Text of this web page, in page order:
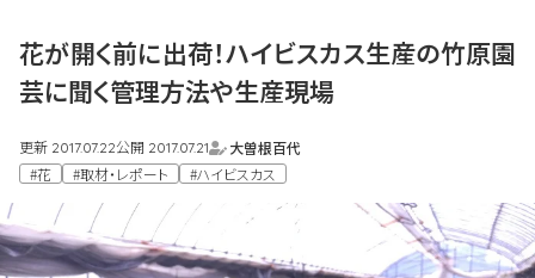
花が開く前に出荷！ハイビスカス生産の竹原園
芸に聞く管理方法や生産現場
更新 2017.07.22公開 2017.07.21
大曽根百代
#花
#取材・レポート #ハイビスカス